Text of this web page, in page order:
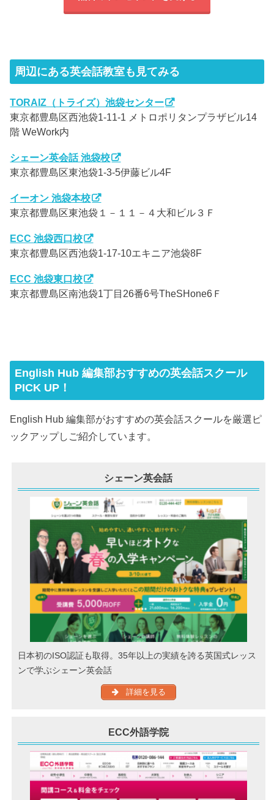
周辺にある英会話教室も見てみる
TORAIZ（トライズ）池袋センター
東京都豊島区西池袋1-11-1 メトロポリタンプラザビル14
階 WeWork内
シェーン英会話 池袋校
東京都豊島区東池袋1-3-5伊藤ビル4F
イーオン 池袋本校
東京都豊島区東池袋１－１１－４大和ビル３Ｆ
ECC 池袋西口校
東京都豊島区西池袋1-17-10エキニア池袋8F
ECC 池袋東口校
東京都豊島区南池袋1丁目26番6号TheSHone6Ｆ
English Hub 編集部おすすめの英会話スクール
PICK UP！
English Hub 編集部がおすすめの英会話スクールを厳選ピ
ックアップしご紹介しています。
シェーン英会話
日本初のISO認証も取得。35年以上の実績を誇る英国式レッス
ンで学ぶシェーン英会話
詳細を見る
ECC外語学院